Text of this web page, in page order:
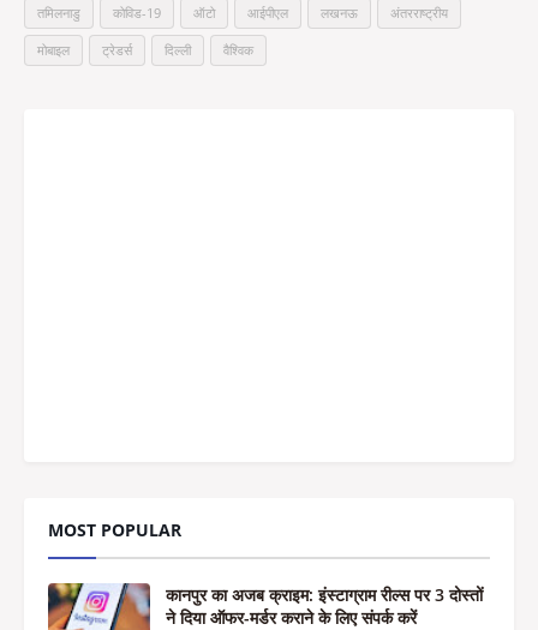
तमिलनाडु कोविड-19 ऑटो आईपीएल लखनऊ अंतरराष्ट्रीय
मोबाइल ट्रेडर्स दिल्ली वैश्विक
MOST POPULAR
कानपुर का अजब क्राइम: इंस्टाग्राम रील्स पर 3 दोस्तों
ने दिया ऑफर-मर्डर कराने के लिए संपर्क करें